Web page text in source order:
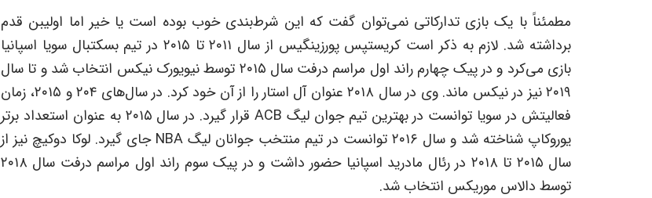
مطمئناً با یک بازی تدارکاتی نمی‌توان گفت که این شرط‌بندی خوب بوده است یا خیر اما اولیبن قدم
برداشته شد. لازم به ذکر است کریستپس پورزینگیس از سال ۲۰۱۱ تا ۲۰۱۵ در تیم بسکتبال سویا اسپانیا
بازی می‌کرد و در پیک چهارم راند اول مراسم درفت سال ۲۰۱۵ توسط نیویورک نیکس انتخاب شد و تا سال
۲۰۱۹ نیز در نیکس ماند. وی در سال ۲۰۱۸ عنوان آل استار را از آن خود کرد. در سال‌های ۲۰۴ و ۲۰۱۵، زمان
فعالیتش در سویا توانست در بهترین تیم جوان لیگ ACB قرار گیرد. در سال ۲۰۱۵ به عنوان استعداد برتر
یوروکاپ شناخته شد و سال ۲۰۱۶ توانست در تیم منتخب جوانان لیگ NBA جای گیرد. لوکا دوکیچ نیز از
سال ۲۰۱۵ تا ۲۰۱۸ در رئال مادرید اسپانیا حضور داشت و در پیک سوم راند اول مراسم درفت سال ۲۰۱۸
توسط دالاس موریکس انتخاب شد.